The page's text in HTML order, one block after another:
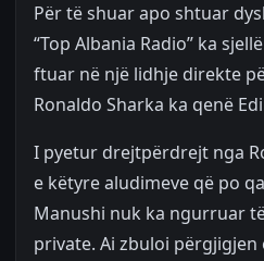
Për të shuar apo shtuar
“Top Albania Radio” ka
ftuar në një lidhje direkte
Ronaldo Sharka ka qenë
I pyetur drejtpërdrejt nga
e këtyre aludimeve që po
Manushi nuk ka ngurruar
private. Ai zbuloi